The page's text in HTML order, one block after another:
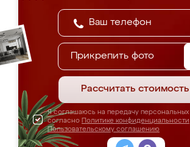
Прикрепить фото
Рассчитать стоимость
Я соглашаюсь на передачу
согласно Политике конфиденциальности
Пользовательскому соглашению